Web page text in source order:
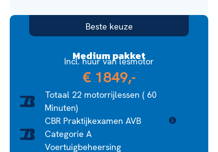
Beste keuze
Medium pakket
Incl. huur van lesmotor
€ 1849,-
Totaal 22 motorrijlessen ( 60
Minuten)
CBR Praktijkexamen AVB
Categorie A
Voertuigbeheersing